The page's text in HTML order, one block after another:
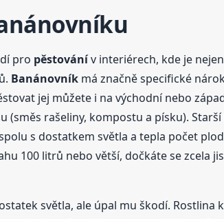
u
pro pěstovánív interiérech, kde je
Banánovníkmá značně specifické
jej můžete i na východní nebo
(směs rašeliny, kompostu a písku).
s dostatkem světla a tepla počet
100 litrů nebo větší, dočkáte se zcela
světla, ale úpal mu škodí. Rostlina